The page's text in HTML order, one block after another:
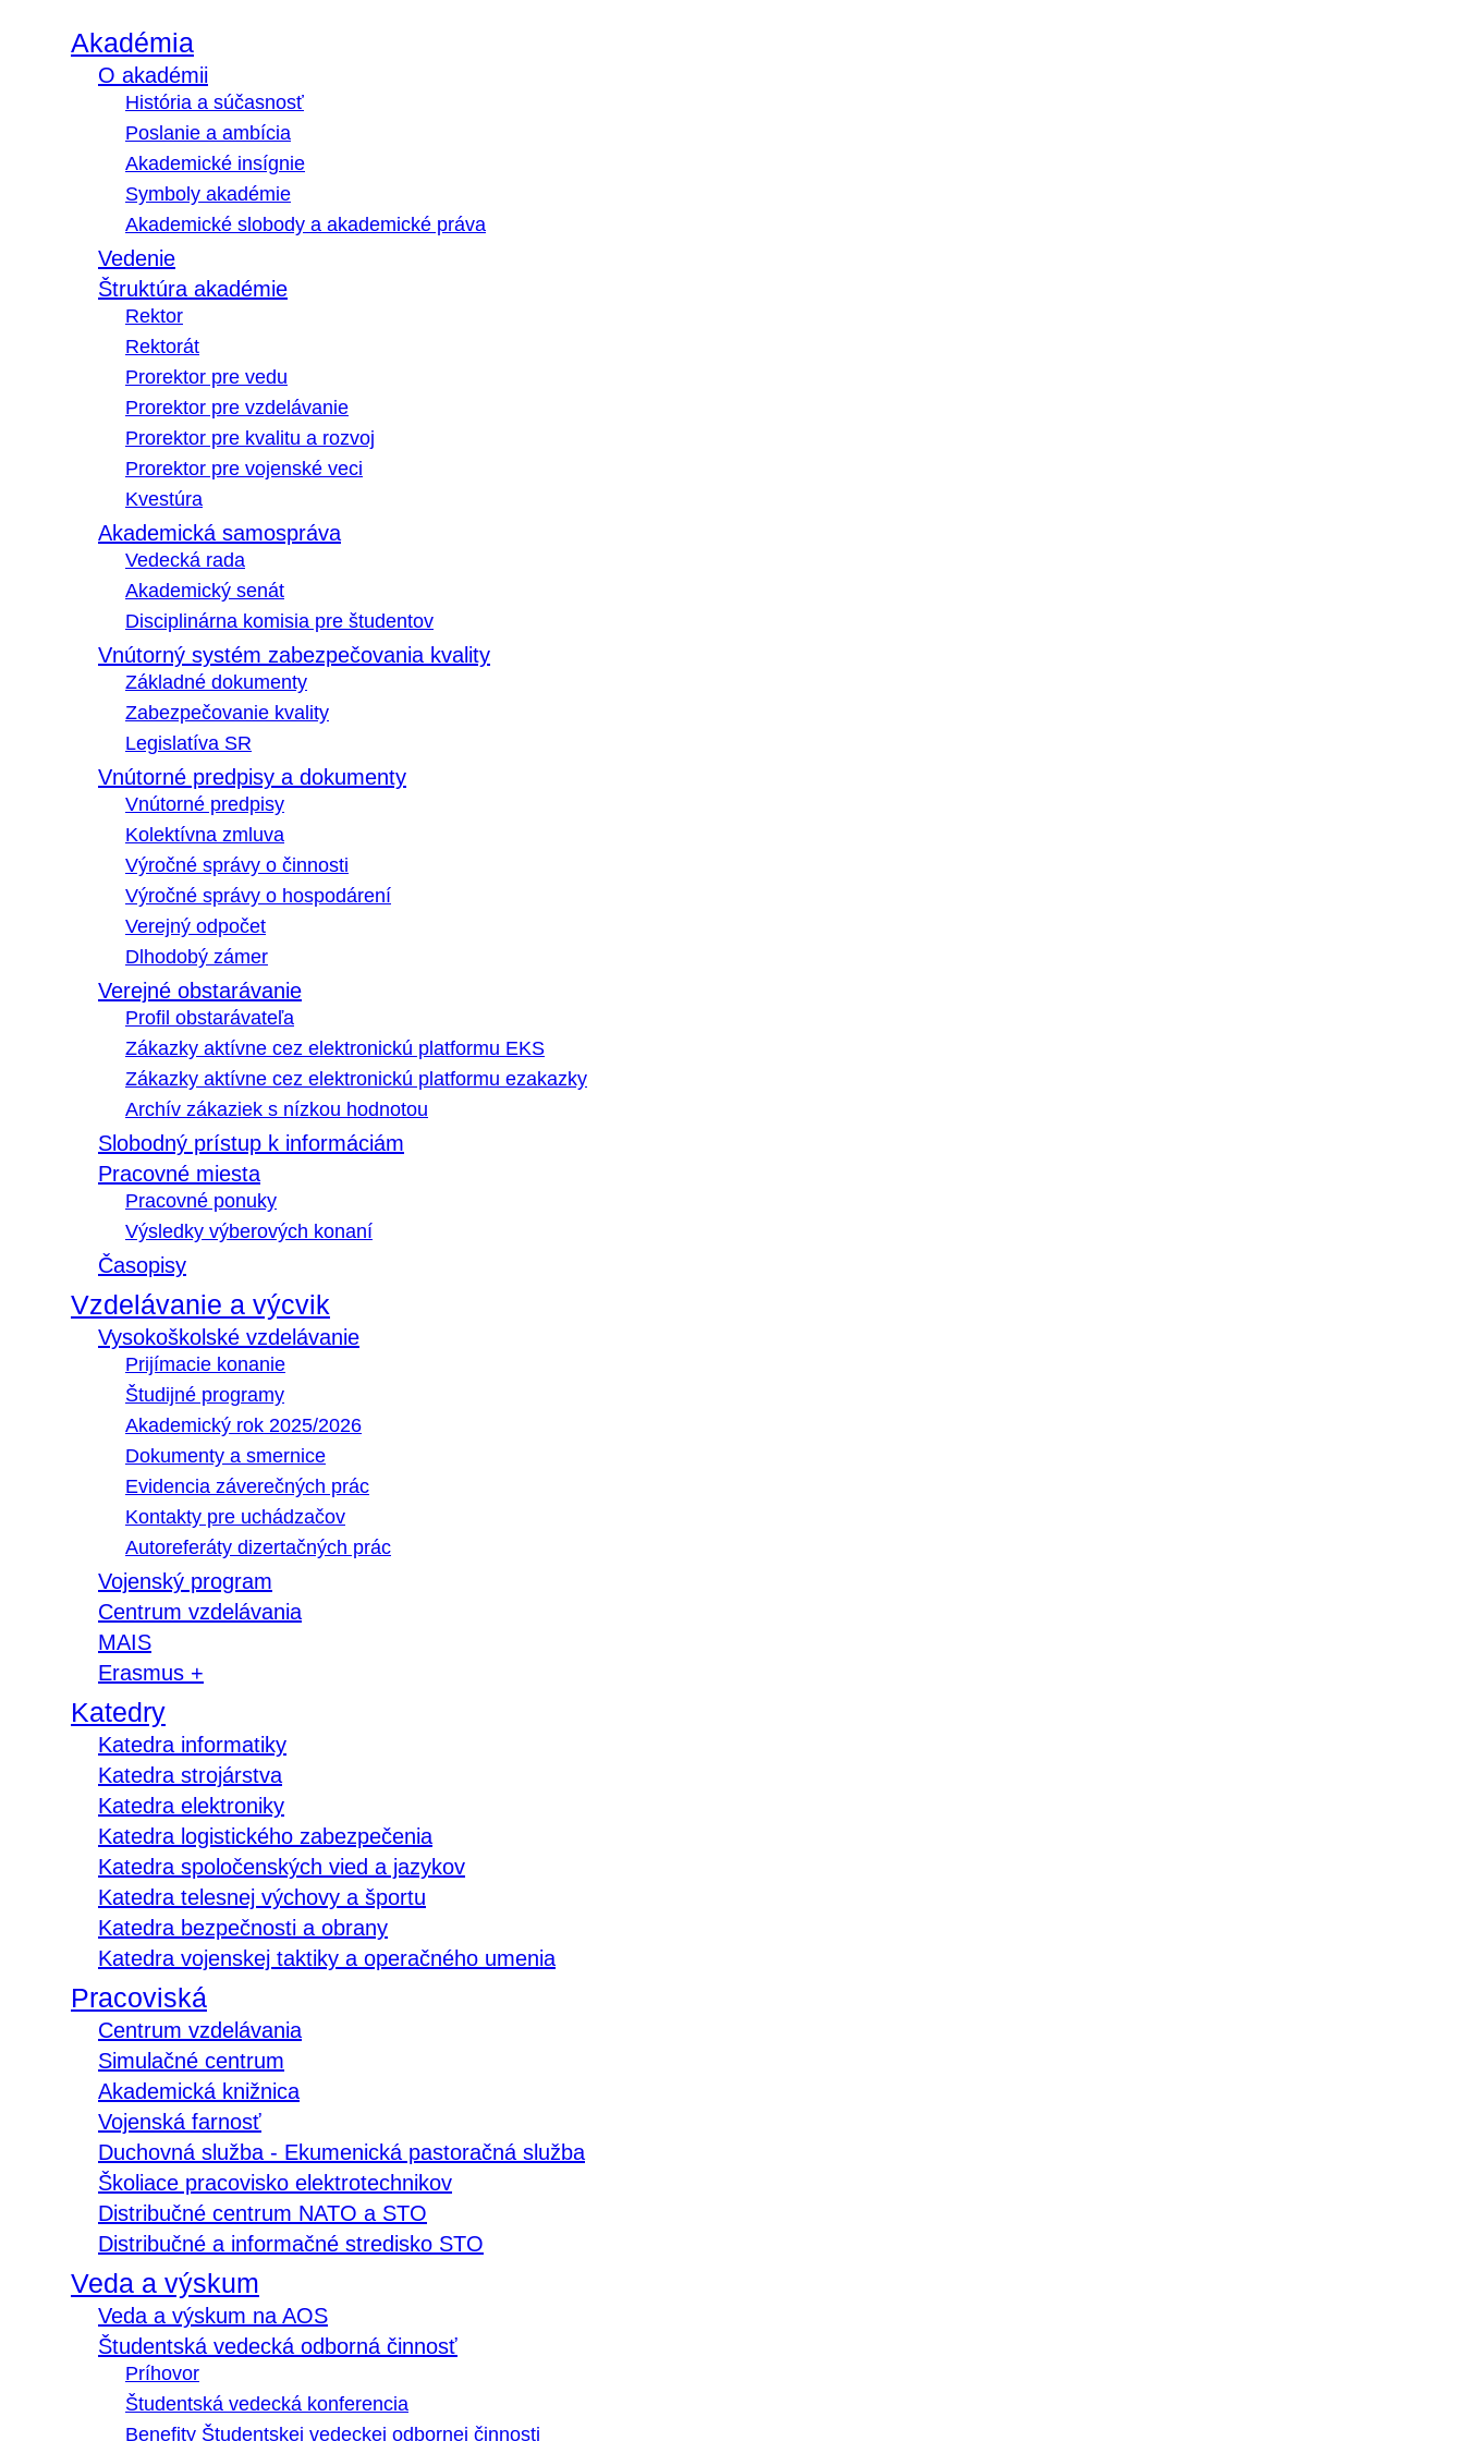
Akadémia
O akadémii
História a súčasnosť
Poslanie a ambícia
Akademické insígnie
Symboly akadémie
Akademické slobody a akademické práva
Vedenie
Štruktúra akadémie
Rektor
Rektorát
Prorektor pre vedu
Prorektor pre vzdelávanie
Prorektor pre kvalitu a rozvoj
Prorektor pre vojenské veci
Kvestúra
Akademická samospráva
Vedecká rada
Akademický senát
Disciplinárna komisia pre študentov
Vnútorný systém zabezpečovania kvality
Základné dokumenty
Zabezpečovanie kvality
Legislatíva SR
Vnútorné predpisy a dokumenty
Vnútorné predpisy
Kolektívna zmluva
Výročné správy o činnosti
Výročné správy o hospodárení
Verejný odpočet
Dlhodobý zámer
Verejné obstarávanie
Profil obstarávateľa
Zákazky aktívne cez elektronickú platformu EKS
Zákazky aktívne cez elektronickú platformu ezakazky
Archív zákaziek s nízkou hodnotou
Slobodný prístup k informáciám
Pracovné miesta
Pracovné ponuky
Výsledky výberových konaní
Časopisy
Vzdelávanie a výcvik
Vysokoškolské vzdelávanie
Prijímacie konanie
Študijné programy
Akademický rok 2025/2026
Dokumenty a smernice
Evidencia záverečných prác
Kontakty pre uchádzačov
Autoreferáty dizertačných prác
Vojenský program
Centrum vzdelávania
MAIS
Erasmus +
Katedry
Katedra informatiky
Katedra strojárstva
Katedra elektroniky
Katedra logistického zabezpečenia
Katedra spoločenských vied a jazykov
Katedra telesnej výchovy a športu
Katedra bezpečnosti a obrany
Katedra vojenskej taktiky a operačného umenia
Pracoviská
Centrum vzdelávania
Simulačné centrum
Akademická knižnica
Vojenská farnosť
Duchovná služba - Ekumenická pastoračná služba
Školiace pracovisko elektrotechnikov
Distribučné centrum NATO a STO
Distribučné a informačné stredisko STO
Veda a výskum
Veda a výskum na AOS
Študentská vedecká odborná činnosť
Príhovor
Študentská vedecká konferencia
Benefity Študentskej vedeckej odbornej činnosti